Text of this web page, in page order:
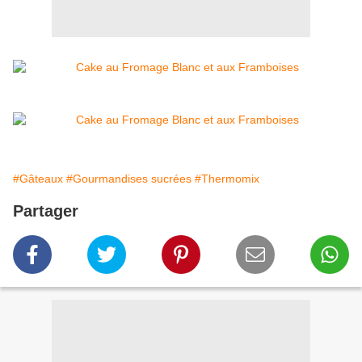
#Gâteaux #Gourmandises sucrées #Thermomix
Partager